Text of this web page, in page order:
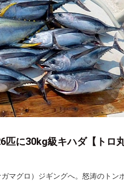
に30kg級キハダ【トロ丸
マグロ）ジギングへ。怒涛のトン